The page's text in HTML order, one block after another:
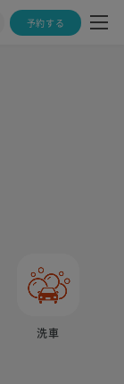
予約する
洗車